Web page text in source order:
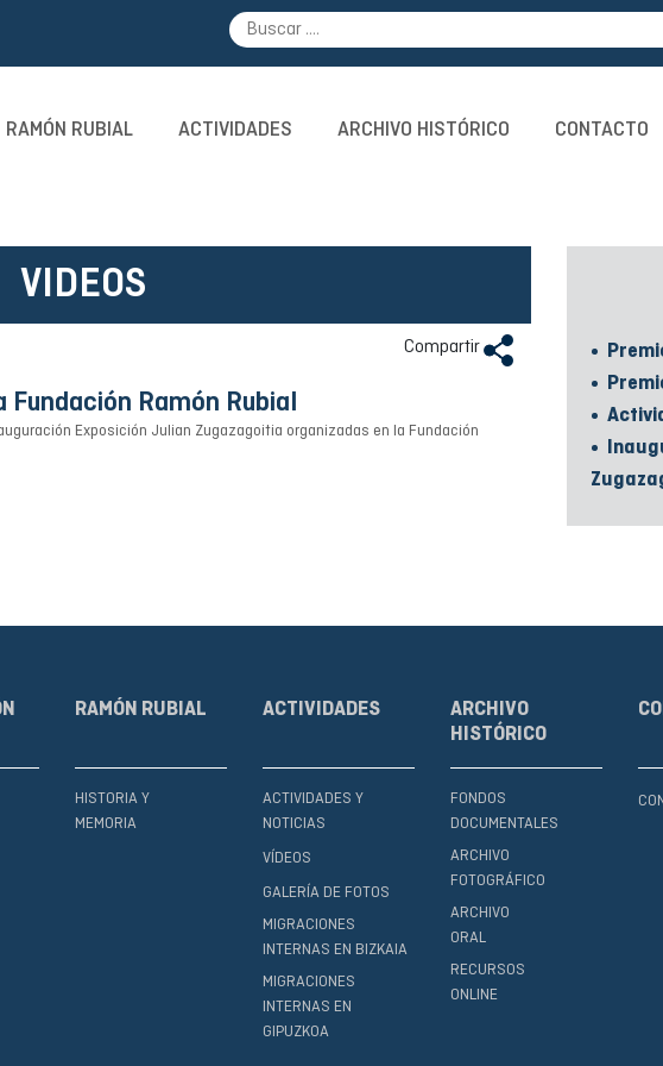
RAMÓN RUBIAL ACTIVIDADES ARCHIVO HISTÓRICO CONTACTO
VIDEOS
Compartir
Fundación Ramón Rubial
Exposición Julian Zugazagoitia organizadas en la Fundación
RAMÓN RUBIAL
HISTORIA Y
MEMORIA
ACTIVIDADES
ACTIVIDADES Y
NOTICIAS
VÍDEOS
GALERÍA DE FOTOS
MIGRACIONES
INTERNAS EN BIZKAIA
MIGRACIONES
INTERNAS EN
GIPUZKOA
ARCHIVO
HISTÓRICO
FONDOS
DOCUMENTALES
ARCHIVO
FOTOGRÁFICO
ARCHIVO
ORAL
RECURSOS
ONLINE